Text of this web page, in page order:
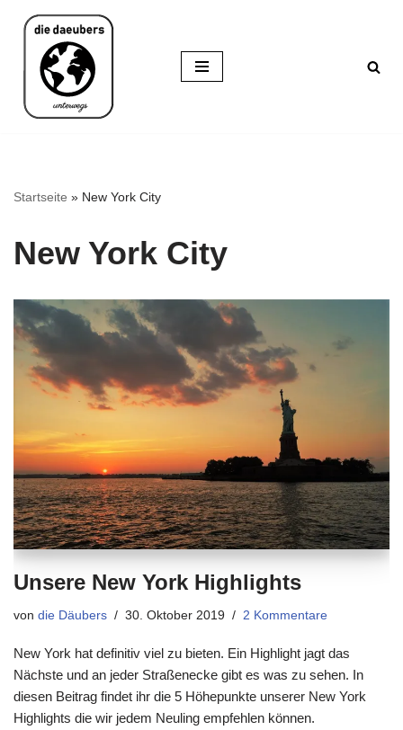
Inhalt
springen
Startseite » New York City
New York City
Unsere New York Highlights
von die Däubers 30. Oktober 2019 2 Kommentare
New York hat definitiv viel zu bieten. Ein Highlight jagt das
Nächste und an jeder Straßenecke gibt es was zu sehen. In
diesen Beitrag findet ihr die 5 Höhepunkte unserer New York
Highlights die wir jedem Neuling empfehlen können.